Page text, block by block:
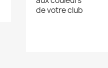
de votre club